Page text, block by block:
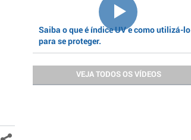
Saiba o que é índice UV e como utilizá-lo
para se proteger.
VEJA TODOS OS VÍDEOS